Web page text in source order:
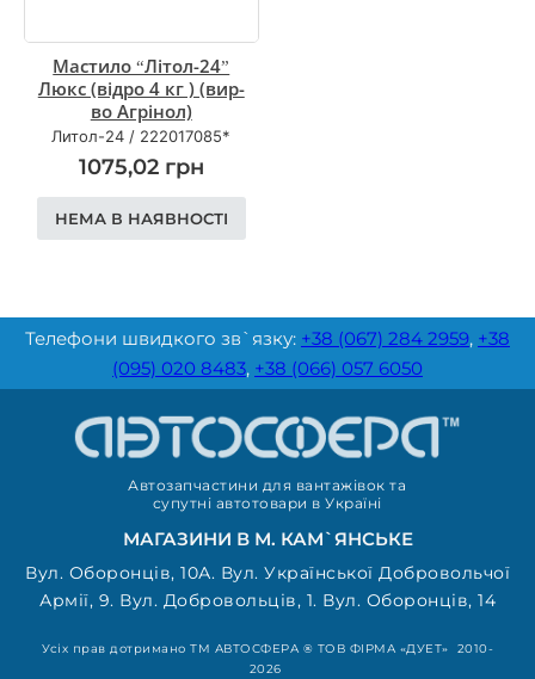
Мастило “Літол-24”
Люкс (відро 4 кг ) (вир-
во Агрінол)
Литол-24 / 222017085*
1075,02 грн
НЕМА В НАЯВНОСТІ
Телефони швидкого зв`язку: +38 (067) 284 2959, +38
(095) 020 8483, +38 (066) 057 6050
Автозапчастини для вантажівок та
супутні автотовари в Україні
МАГАЗИНИ В М. КАМ`ЯНСЬКЕ
Вул. Оборонців, 10А. Вул. Української Добровольчої
Армії, 9. Вул. Добровольців, 1. Вул. Оборонців, 14
Усіх прав дотримано ТМ АВТОСФЕРА ® ТОВ ФІРМА «ДУЕТ» 2010-
2026